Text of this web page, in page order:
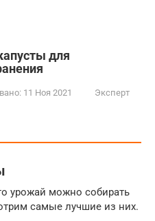
для
11 Ноя 2021
Эксперт
урожай можно собирать
самые лучшие из них.